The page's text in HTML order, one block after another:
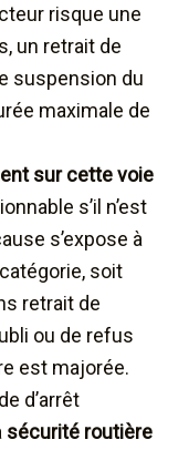
risque une
un retrait de
suspension du
maximale de
sur cette voie
s’il n’est
s’expose à
soit
retrait de
ou de refus
est majorée.
d’arrêt
sécurité routière